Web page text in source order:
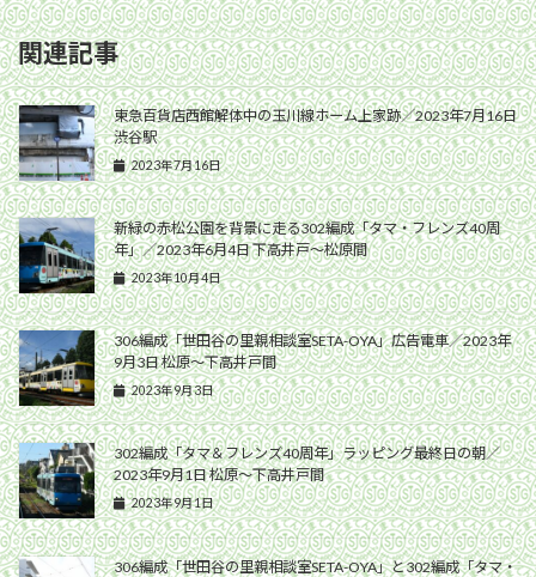
関連記事
東急百貨店西館解体中の玉川線ホーム上家跡／2023年7月16日
渋谷駅
2023年7月16日
新緑の赤松公園を背景に走る302編成「タマ・フレンズ40周
年」／2023年6月4日 下高井戸〜松原間
2023年10月4日
306編成「世田谷の里親相談室SETA-OYA」広告電車／2023年
9月3日 松原〜下高井戸間
2023年9月3日
302編成「タマ＆フレンズ40周年」ラッピング最終日の朝／
2023年9月1日 松原〜下高井戸間
2023年9月1日
306編成「世田谷の里親相談室SETA-OYA」と302編成「タマ・